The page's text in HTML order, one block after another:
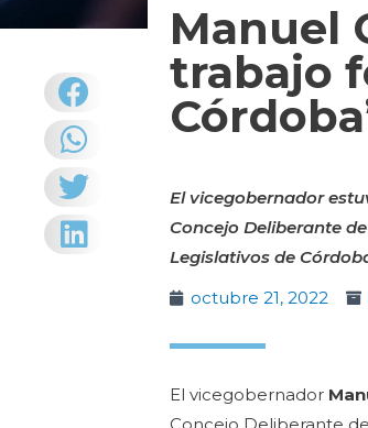
Manuel
trabajo
El vicegobernador
Concejo Deliberante
Legislativos de
octubre 21, 2022
El vicegobernador